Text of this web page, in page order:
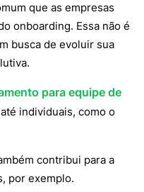
que as empresas
onboarding. Essa não é
busca de evoluir sua
para equipe de
individuais, como o
contribui para a
por exemplo.